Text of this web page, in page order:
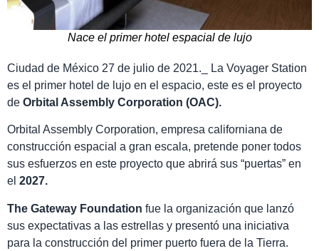
Nace el primer hotel espacial de lujo
Ciudad de México 27 de julio de 2021._ La Voyager Station
es el primer hotel de lujo en el espacio, este es el proyecto
de Orbital Assembly Corporation (OAC).
Orbital Assembly Corporation, empresa californiana de
construcción espacial a gran escala, pretende poner todos
sus esfuerzos en este proyecto que abrirá sus “puertas” en
el 2027.
The Gateway Foundation fue la organización que lanzó
sus expectativas a las estrellas y presentó una iniciativa
para la construcción del primer puerto fuera de la Tierra.